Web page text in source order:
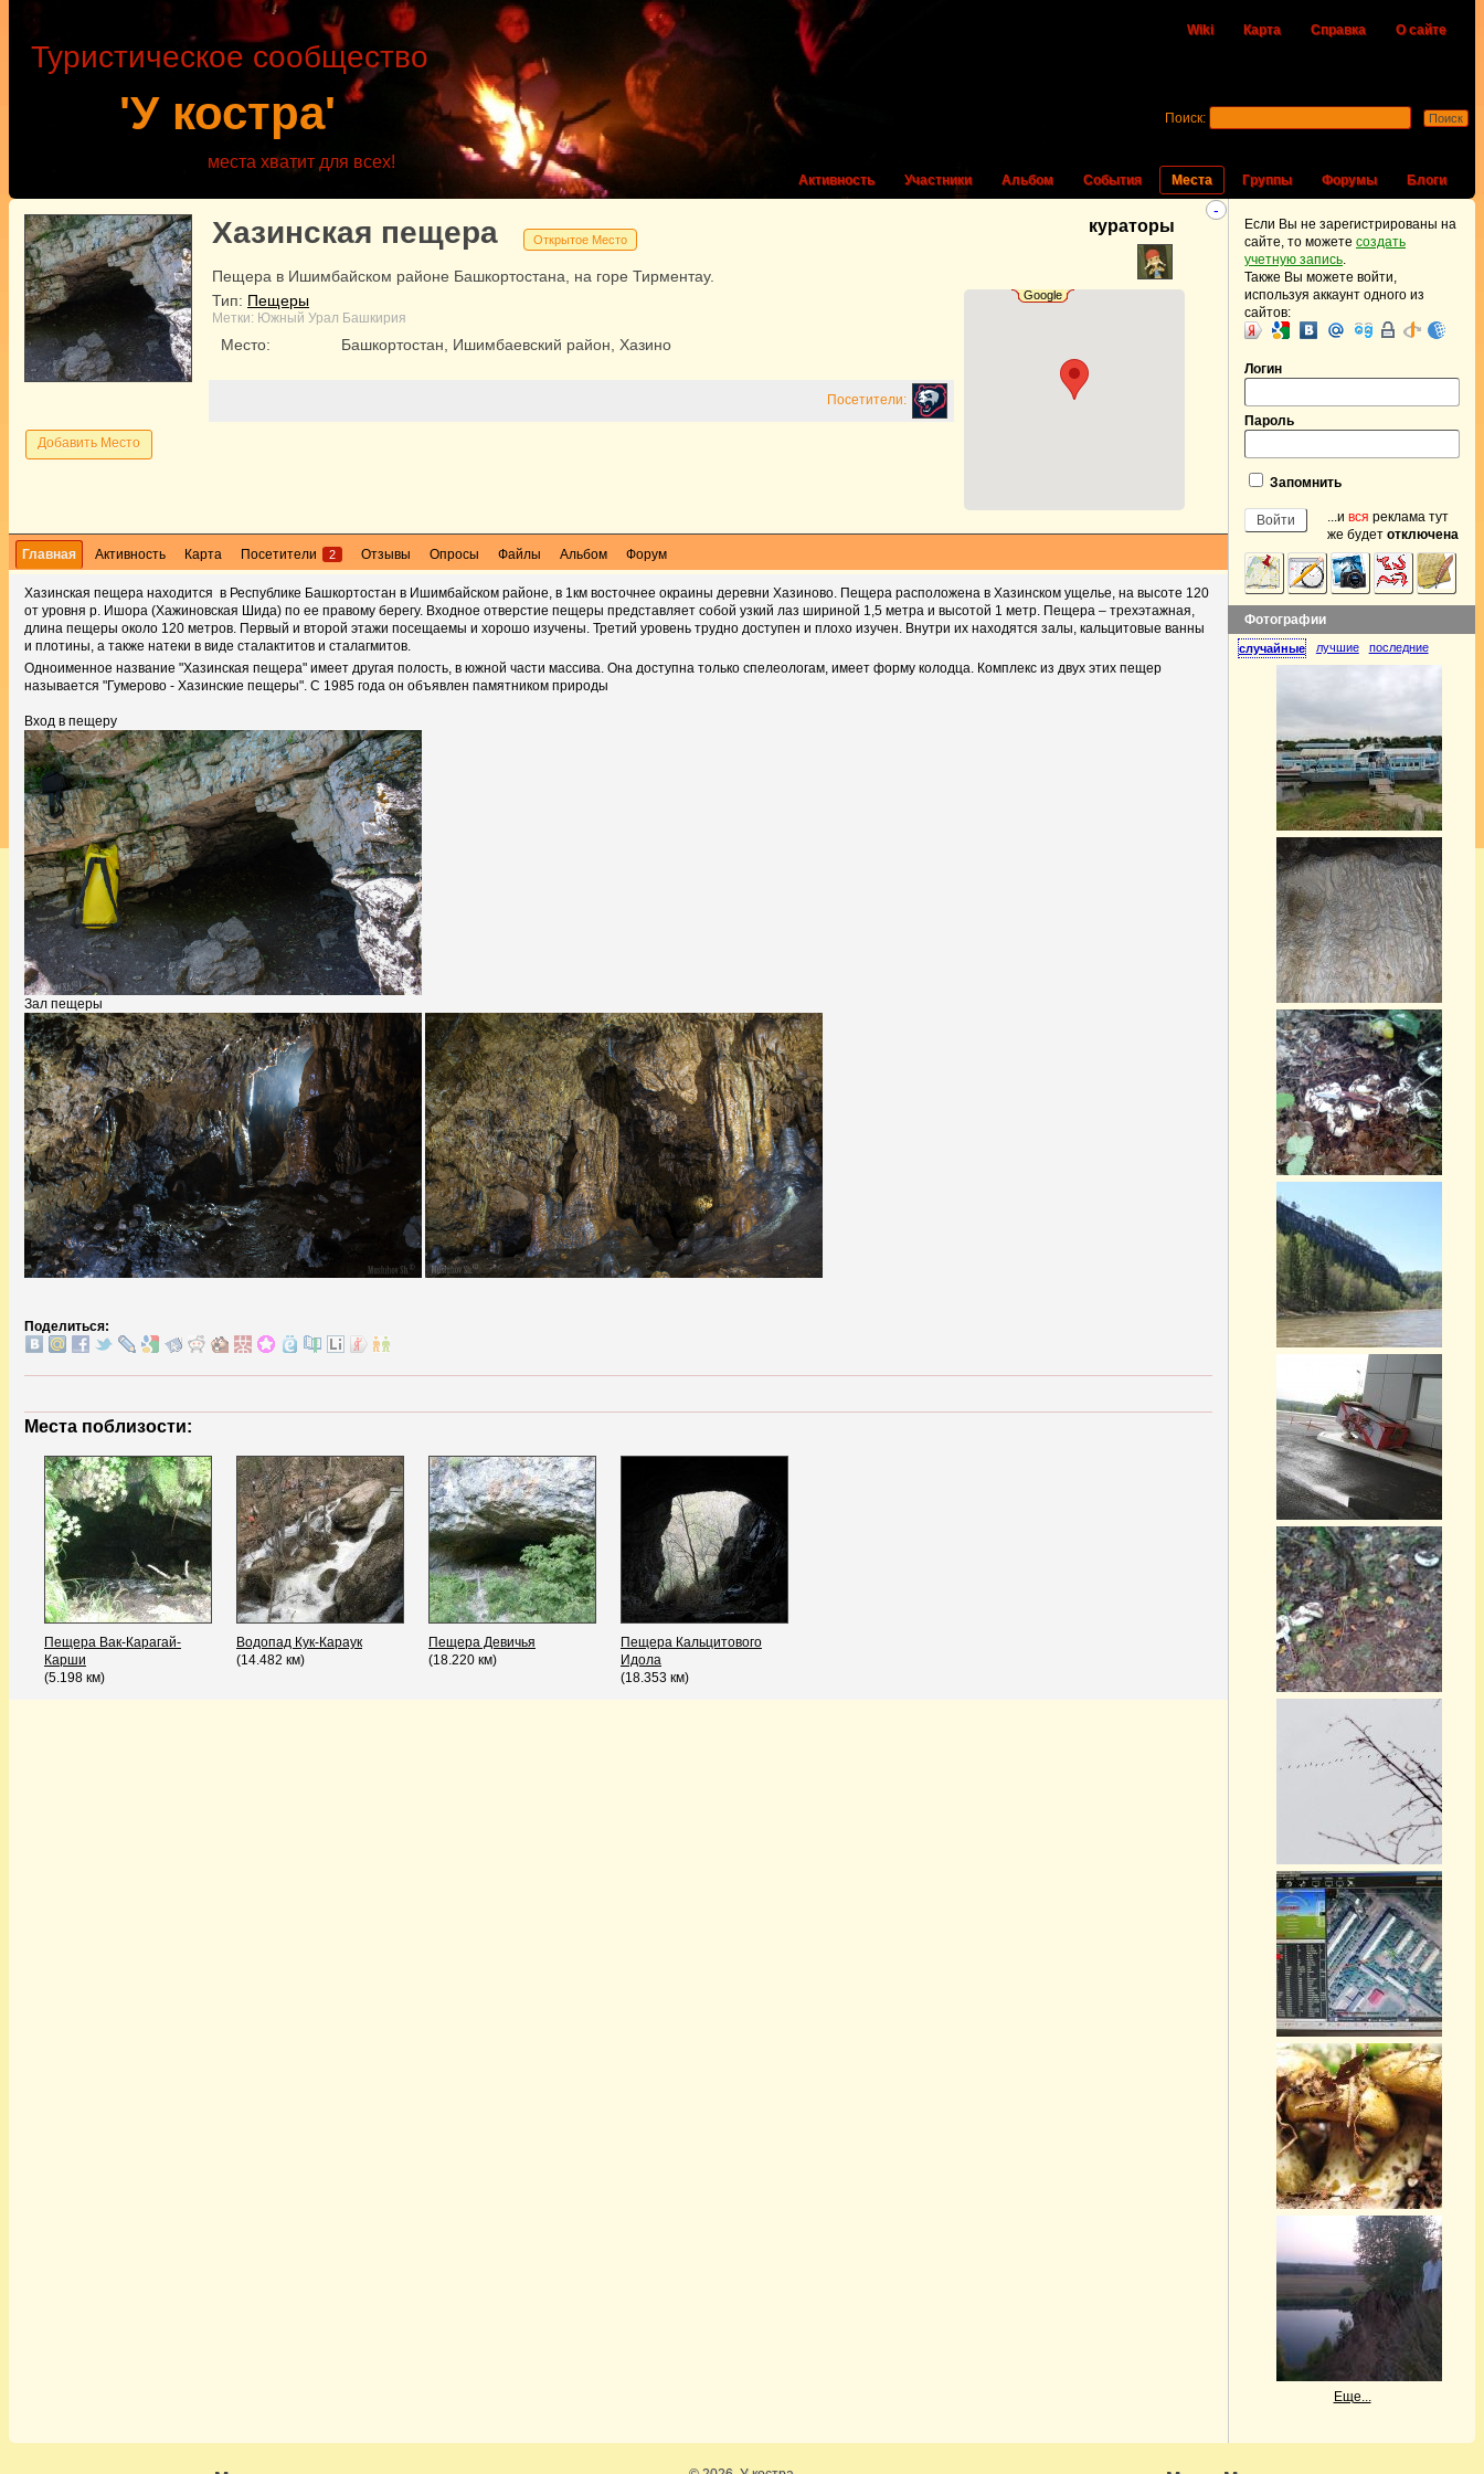
Wiki Карта Справка О сайте
'У костра'
Туристическое сообщество
места хватит для всех!
Активность Участники Альбом События Места Группы Форумы Блоги
Поиск:
-
кураторы
Google
Хазинская пещера Открытое Место
Пещера в Ишимбайском районе Башкортостана, на горе Тирментау.
Тип: Пещеры
Метки: Южный Урал Башкирия
Место: Башкортостан, Ишимбаевский район, Хазино
Добавить Место
Посетители:
Главная Активность Карта Посетители 2 Отзывы Опросы Файлы Альбом Форум
Хазинская пещера находится в Республике Башкортостан в Ишимбайском районе, в 1км восточнее окраины деревни Хазиново. Пещера расположена в Хазинском ущелье, на высоте 120
от уровня р. Ишора (Хажиновская Шида) по ее правому берегу. Входное отверстие пещеры представляет собой узкий лаз шириной 1,5 метра и высотой 1 метр. Пещера – трехэтажная,
длина пещеры около 120 метров. Первый и второй этажи посещаемы и хорошо изучены. Третий уровень трудно доступен и плохо изучен. Внутри их находятся залы, кальцитовые ванны
и плотины, а также натеки в виде сталактитов и сталагмитов.
Одноименное название "Хазинская пещера" имеет другая полость, в южной части массива. Она доступна только спелеологам, имеет форму колодца. Комплекс из двух этих пещер
называется "Гумерово - Хазинские пещеры". С 1985 года он объявлен памятником природы
Вход в пещеру
Зал пещеры
Поделиться:
Места поблизости:
Пещера Вак-Карагай-
Карши
(5.198 км)
Водопад Кук-Караук
(14.482 км)
Пещера Девичья
(18.220 км)
Пещера Кальцитового
Идола
(18.353 км)
Если Вы не зарегистрированы на
сайте, то можете создать
учетную запись.
Также Вы можете войти,
используя аккаунт одного из
сайтов:
Логин
Пароль
Запомнить
...и вся реклама тут
же будет отключена
Фотографии
случайные лучшие последние
Еще...